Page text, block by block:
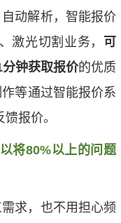
动解析，智能报价
、激光切割业务， 可
钟获取报价的优质
作等通过智能报价系
报价。
将80%以上的问题
求，也不用担心频